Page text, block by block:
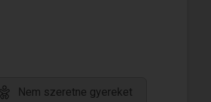
Nem szeretne gyereket